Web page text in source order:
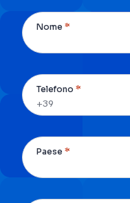
Nome *
Telefono *
Paese *